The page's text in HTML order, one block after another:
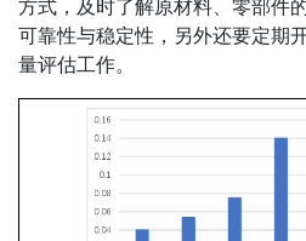
方式，及时了解原材料、零部件
可靠性与稳定性，另外还要定期
量评估工作。